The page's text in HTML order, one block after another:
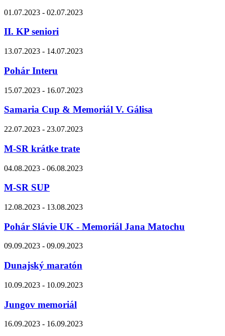
01.07.2023 - 02.07.2023
II. KP seniori
13.07.2023 - 14.07.2023
Pohár Interu
15.07.2023 - 16.07.2023
Samaria Cup & Memoriál V. Gálisa
22.07.2023 - 23.07.2023
M-SR krátke trate
04.08.2023 - 06.08.2023
M-SR SUP
12.08.2023 - 13.08.2023
Pohár Slávie UK - Memoriál Jana Matochu
09.09.2023 - 09.09.2023
Dunajský maratón
10.09.2023 - 10.09.2023
Jungov memoriál
16.09.2023 - 16.09.2023